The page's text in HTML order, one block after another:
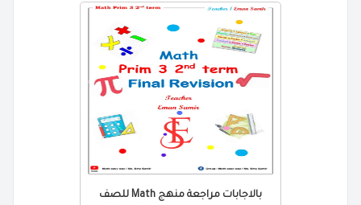
بالاجابات مراجعة منهج Math للصف